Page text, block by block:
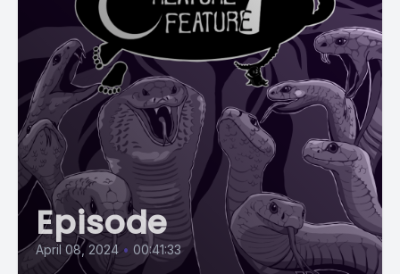
Episode
April 08, 2024 • 00:41:33